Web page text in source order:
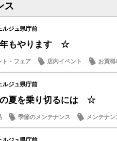
ス
ルジュ県庁前
もやります ☆
ト・フェア 店内イベント
お買
ルジュ県庁前
夏を乗り切るには ☆
季節のメンテナンス メンテナ